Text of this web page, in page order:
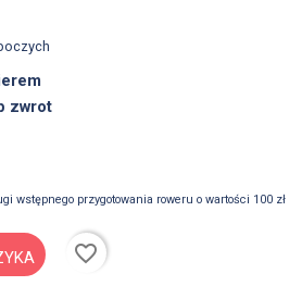
zwrot
wstępnego przygotowania roweru o wartości 100 zł
favorite_border